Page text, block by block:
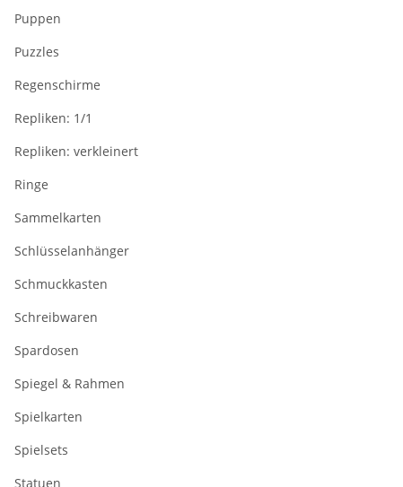
Puppen
Puzzles
Regenschirme
Repliken: 1/1
Repliken: verkleinert
Ringe
Sammelkarten
Schlüsselanhänger
Schmuckkasten
Schreibwaren
Spardosen
Spiegel & Rahmen
Spielkarten
Spielsets
Statuen